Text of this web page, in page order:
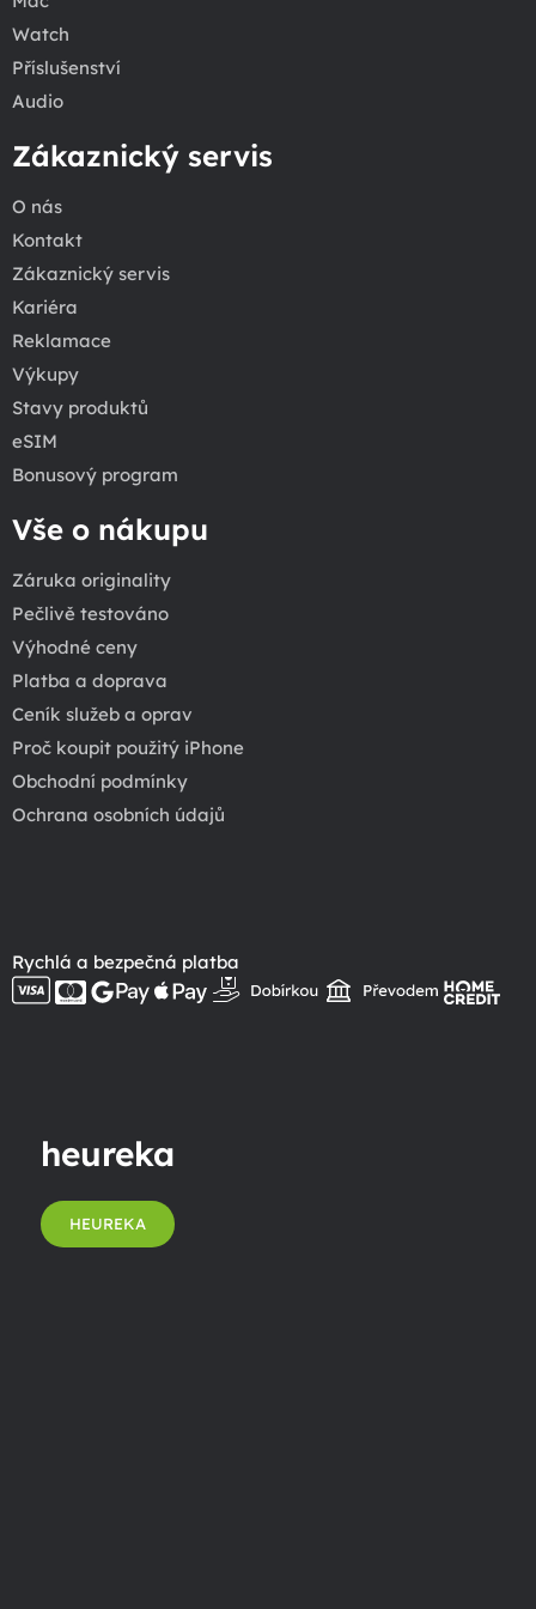
Watch
Příslušenství
Audio
Zákaznický servis
O nás
Kontakt
Zákaznický servis
Kariéra
Reklamace
Výkupy
Stavy produktů
eSIM
Bonusový program
Vše o nákupu
Záruka originality
Pečlivě testováno
Výhodné ceny
Platba a doprava
Ceník služeb a oprav
Proč koupit použitý iPhone
Obchodní podmínky
Ochrana osobních údajů
Rychlá a bezpečná platba
heureka
HEUREKA